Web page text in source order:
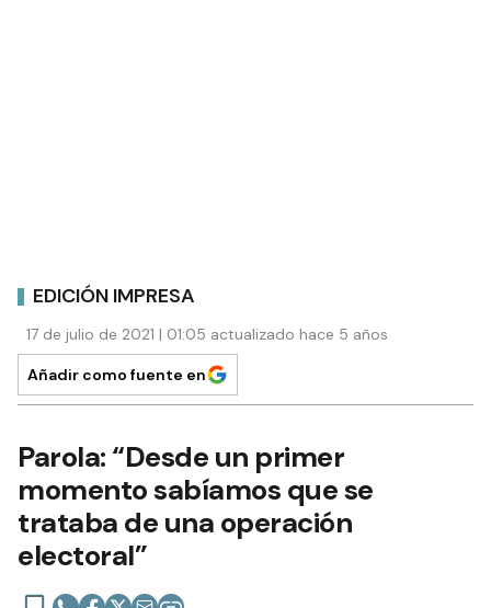
EDICIÓN IMPRESA
17 de julio de 2021 | 01:05 actualizado hace 5 años
Añadir como fuente en
Parola: “Desde un primer
momento sabíamos que se
trataba de una operación
electoral”